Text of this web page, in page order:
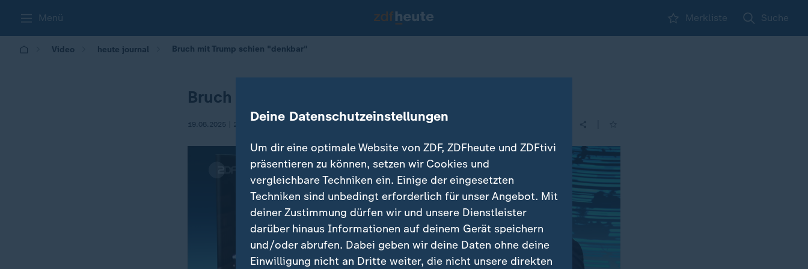
Menü Merkliste Suche
Video heute journal Bruch mit Trump schien "denkbar"
Bruch mit Trump schien "denkbar"
19.08.2025 | 21:45 Deine Datenschutzeinstellungen
Um dir eine optimale Website von ZDF, ZDFheute und ZDFtivi
präsentieren zu können, setzen wir Cookies und
vergleichbare Techniken ein. Einige der eingesetzten
Techniken sind unbedingt erforderlich für unser Angebot. Mit
deiner Zustimmung dürfen wir und unsere Dienstleister
darüber hinaus Informationen auf deinem Gerät speichern
und/oder abrufen. Dabei geben wir deine Daten ohne deine
Einwilligung nicht an Dritte weiter, die nicht unsere direkten